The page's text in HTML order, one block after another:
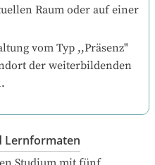
Raum oder auf einer
vom Typ ,,Präsenz"
der weiterbildenden
Lernformaten